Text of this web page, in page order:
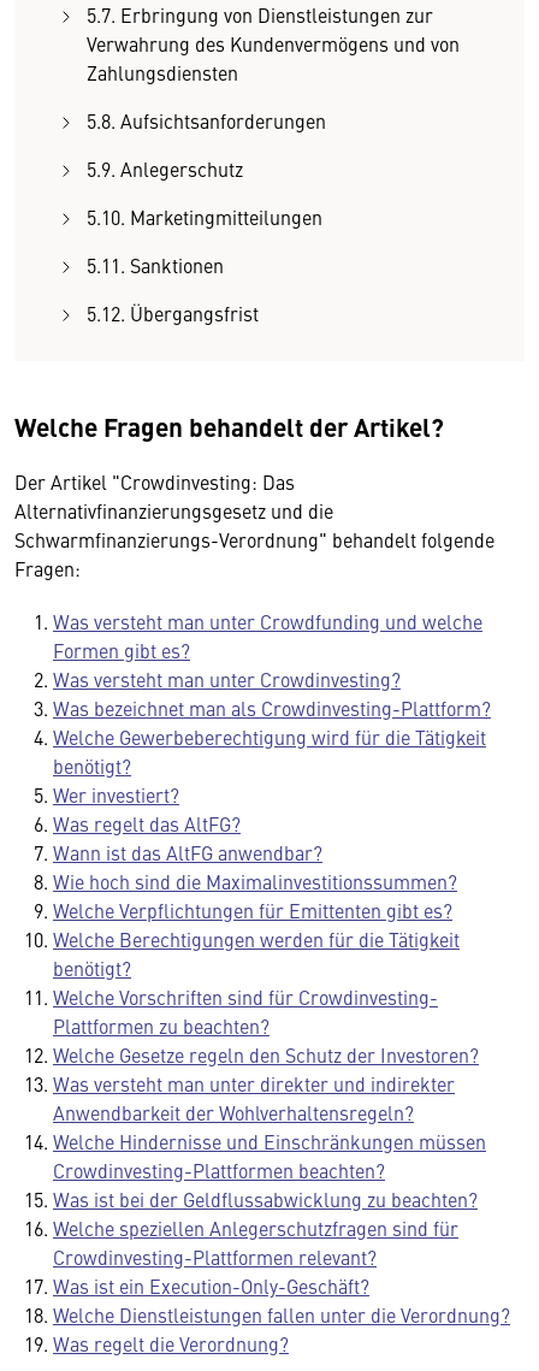
5.7. Erbringung von Dienstleistungen zur
Verwahrung des Kundenvermögens und von
Zahlungsdiensten
5.8. Aufsichtsanforderungen
5.9. Anlegerschutz
5.10. Marketingmitteilungen
5.11. Sanktionen
5.12. Übergangsfrist
Welche Fragen behandelt der Artikel?
Der Artikel "Crowdinvesting: Das
Alternativfinanzierungsgesetz und die
Schwarmfinanzierungs-Verordnung" behandelt folgende
Fragen:
Was versteht man unter Crowdfunding und welche
Formen gibt es?
Was versteht man unter Crowdinvesting?
Was bezeichnet man als Crowdinvesting-Plattform?
Welche Gewerbeberechtigung wird für die Tätigkeit
benötigt?
Wer investiert?
Was regelt das AltFG?
Wann ist das AltFG anwendbar?
Wie hoch sind die Maximalinvestitionssummen?
Welche Verpflichtungen für Emittenten gibt es?
Welche Berechtigungen werden für die Tätigkeit
benötigt?
Welche Vorschriften sind für Crowdinvesting-
Plattformen zu beachten?
Welche Gesetze regeln den Schutz der Investoren?
Was versteht man unter direkter und indirekter
Anwendbarkeit der Wohlverhaltensregeln?
Welche Hindernisse und Einschränkungen müssen
Crowdinvesting-Plattformen beachten?
Was ist bei der Geldflussabwicklung zu beachten?
Welche speziellen Anlegerschutzfragen sind für
Crowdinvesting-Plattformen relevant?
Was ist ein Execution-Only-Geschäft?
Welche Dienstleistungen fallen unter die Verordnung?
Was regelt die Verordnung?